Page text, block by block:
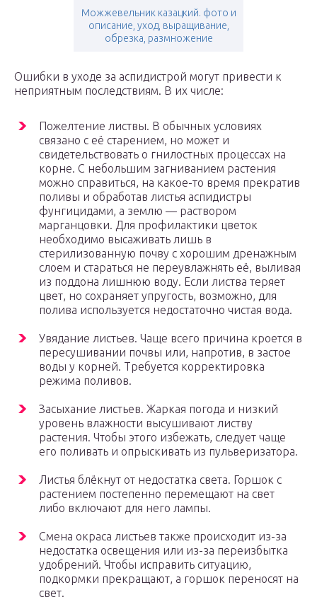
Можжевельник казацкий. фото и
описание, уход, выращивание,
обрезка, размножение
Ошибки в уходе за аспидистрой могут привести к
неприятным последствиям. В их числе:
Пожелтение листвы. В обычных условиях
связано с её старением, но может и
свидетельствовать о гнилостных процессах на
корне. С небольшим загниванием растения
можно справиться, на какое-то время прекратив
поливы и обработав листья аспидистры
фунгицидами, а землю — раствором
марганцовки. Для профилактики цветок
необходимо высаживать лишь в
стерилизованную почву с хорошим дренажным
слоем и стараться не переувлажнять её, выливая
из поддона лишнюю воду. Если листва теряет
цвет, но сохраняет упругость, возможно, для
полива используется недостаточно чистая вода.
Увядание листьев. Чаще всего причина кроется в
пересушивании почвы или, напротив, в застое
воды у корней. Требуется корректировка
режима поливов.
Засыхание листьев. Жаркая погода и низкий
уровень влажности высушивают листву
растения. Чтобы этого избежать, следует чаще
его поливать и опрыскивать из пульверизатора.
Листья блёкнут от недостатка света. Горшок с
растением постепенно перемещают на свет
либо включают для него лампы.
Смена окраса листьев также происходит из-за
недостатка освещения или из-за переизбытка
удобрений. Чтобы исправить ситуацию,
подкормки прекращают, а горшок переносят на
свет.